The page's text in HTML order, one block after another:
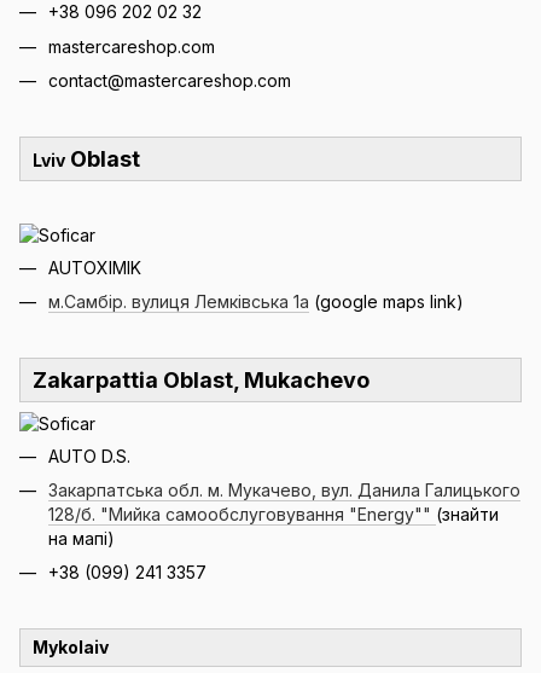
+38 096 202 02 32
mastercareshop.com
contact@mastercareshop.com
Lviv Oblast
AUTOXIMIK
м.Самбір. вулиця Лемківська 1а (google maps link)
Zakarpattia Oblast, Mukachevo
AUTO D.S.
Закарпатська обл. м. Мукачево, вул. Данила Галицького
128/б. "Мийка самообслуговування "Energy"" (знайти
на мапі)
+38 (099) 241 3357
Mykolaiv